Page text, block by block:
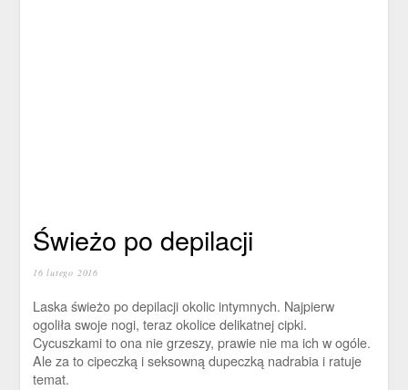
Świeżo po depilacji
16 lutego 2016
Laska świeżo po depilacji okolic intymnych. Najpierw
ogoliła swoje nogi, teraz okolice delikatnej cipki.
Cycuszkami to ona nie grzeszy, prawie nie ma ich w ogóle.
Ale za to cipeczką i seksowną dupeczką nadrabia i ratuje
temat.